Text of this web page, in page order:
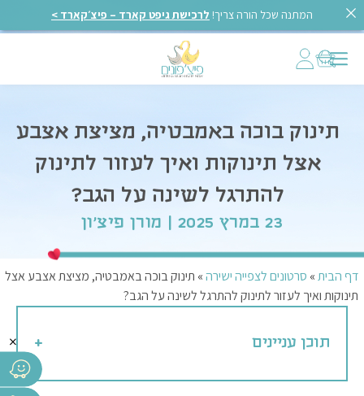
המתנה שכל הורה צריך! לרכישת גיפט קארד – פיצ׳קארד >
תינוק בוכה באמבטיה, מציצת אצבע
אצל תינוקות ואיך לעזור לתינוק
להתרגל לשינה על הגב?
23 במרץ 2025 | מורן פיצ'ון
דף הבית» סרטונים לצפייה ישירה» תינוק בוכה באמבטיה, מציצת אצבע אצל
תינוקות ואיך לעזור לתינוק להתרגל לשינה על הגב?
תוכן עניינים ×